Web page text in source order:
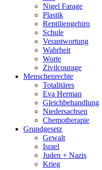
Nigel Farage
Plastik
Reptiliengehirn
Schule
Verantwortung
Wahrheit
Worte
Zivilcourage
Menschenrechte
Totalitäres
Eva Herman
Gleichbehandlung
Niedersachsen
Chemotherapie
Grundgesetz
Gewalt
Israel
Juden + Nazis
Krieg